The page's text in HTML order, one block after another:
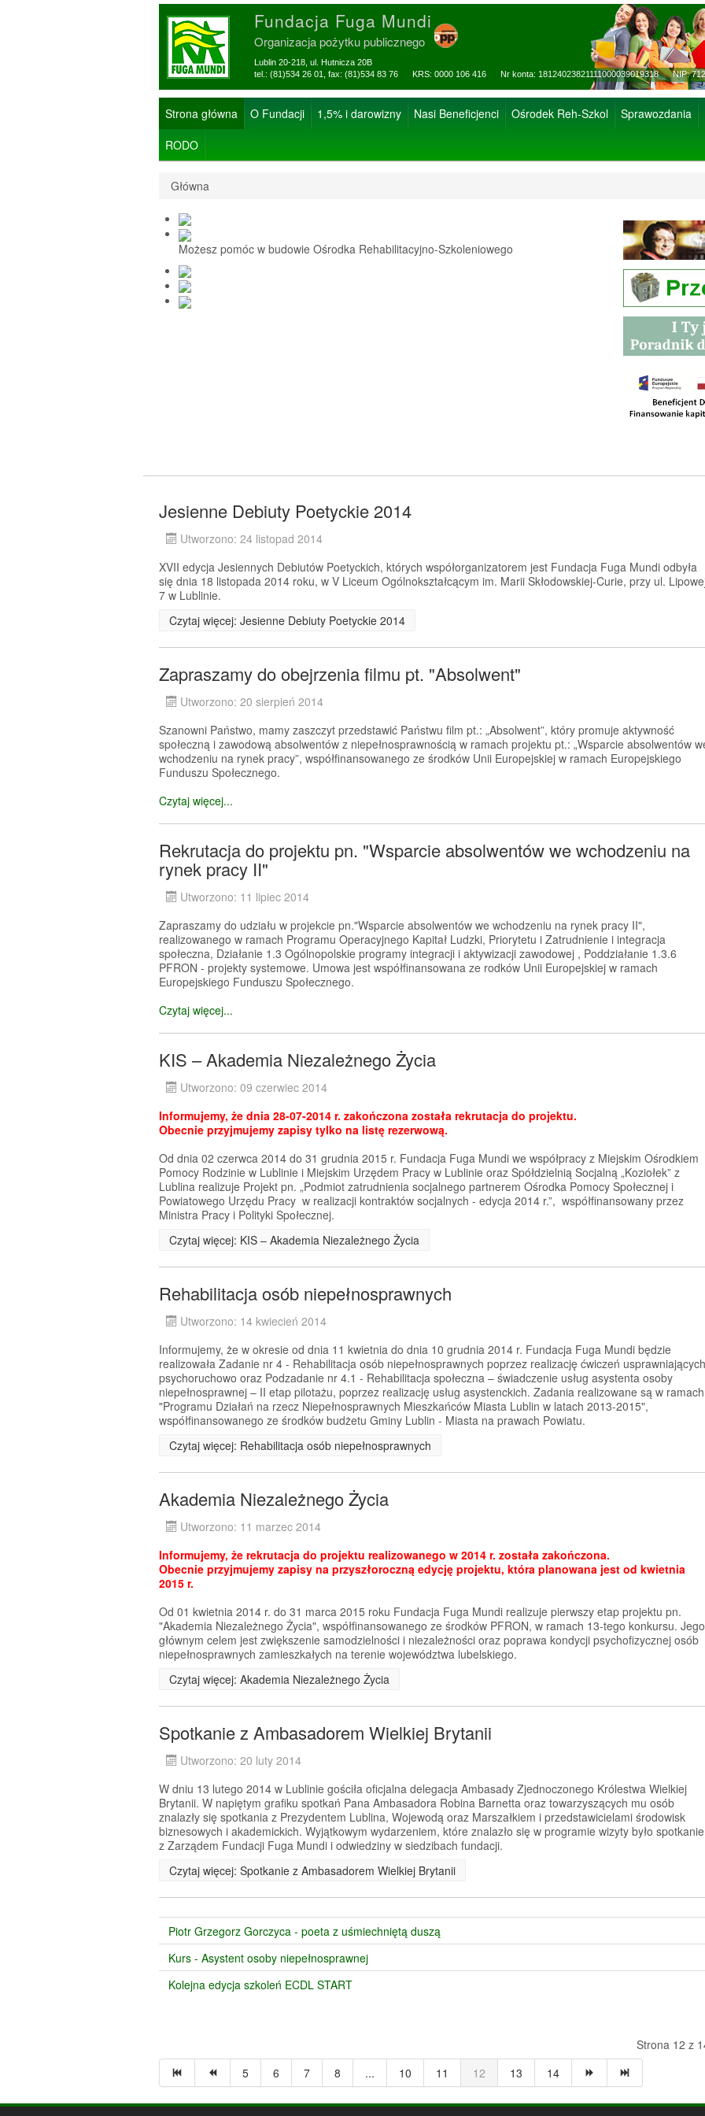
Fundacja Fuga Mundi
Organizacja pożytku publicznego
Lublin 20-218, ul. Hutnicza 20B
tel.: (81)534 26 01, fax: (81)534 83 76 KRS: 0000 106 416 Nr konta: 18124023821111000039019318 NIP:
Strona główna O Fundacji 1,5% i darowizny Nasi Beneficjenci Ośrodek Reh-Szkol Sprawozdania
RODO
Główna
Możesz pomóc w budowie Ośrodka Rehabilitacyjno-Szkoleniowego
Jesienne Debiuty Poetyckie 2014
Utworzono: 24 listopad 2014
XVII edycja Jesiennych Debiutów Poetyckich, których współorganizatorem jest Fundacja Fuga Mundi odbyła
się dnia 18 listopada 2014 roku, w V Liceum Ogólnokształcącym im. Marii Skłodowskiej-Curie, przy ul.
7 w Lublinie.
Czytaj więcej: Jesienne Debiuty Poetyckie 2014
Zapraszamy do obejrzenia filmu pt. "Absolwent"
Utworzono: 20 sierpień 2014
Szanowni Państwo, mamy zaszczyt przedstawić Państwu film pt.: „Absolwent”, który promuje aktywność
społeczną i zawodową absolwentów z niepełnosprawnością w ramach projektu pt.: „Wsparcie absolwentów
wchodzeniu na rynek pracy”, współfinansowanego ze środków Unii Europejskiej w ramach Europejskiego
Funduszu Społecznego.
Czytaj więcej...
Rekrutacja do projektu pn. "Wsparcie absolwentów we wchodzeniu na
rynek pracy II"
Utworzono: 11 lipiec 2014
Zapraszamy do udziału w projekcie pn."Wsparcie absolwentów we wchodzeniu na rynek pracy II",
realizowanego w ramach Programu Operacyjnego Kapitał Ludzki, Priorytetu i Zatrudnienie i integracja
społeczna, Działanie 1.3 Ogólnopolskie programy integracji i aktywizacji zawodowej , Poddziałanie 1.3.6
PFRON - projekty systemowe. Umowa jest współfinansowana ze rodków Unii Europejskiej w ramach
Europejskiego Funduszu Społecznego.
Czytaj więcej...
KIS – Akademia Niezależnego Życia
Utworzono: 09 czerwiec 2014
Informujemy, że dnia 28-07-2014 r. zakończona została rekrutacja do projektu.
Obecnie przyjmujemy zapisy tylko na listę rezerwową.
Od dnia 02 czerwca 2014 do 31 grudnia 2015 r. Fundacja Fuga Mundi we współpracy z Miejskim Ośrodkiem
Pomocy Rodzinie w Lublinie i Miejskim Urzędem Pracy w Lublinie oraz Spółdzielnią Socjalną „Koziołek” z
Lublina realizuje Projekt pn. „Podmiot zatrudnienia socjalnego partnerem Ośrodka Pomocy Społecznej i
Powiatowego Urzędu Pracy w realizacji kontraktów socjalnych - edycja 2014 r.”, współfinansowany przez
Ministra Pracy i Polityki Społecznej.
Czytaj więcej: KIS – Akademia Niezależnego Życia
Rehabilitacja osób niepełnosprawnych
Utworzono: 14 kwiecień 2014
Informujemy, że w okresie od dnia 11 kwietnia do dnia 10 grudnia 2014 r. Fundacja Fuga Mundi będzie
realizowała Zadanie nr 4 - Rehabilitacja osób niepełnosprawnych poprzez realizację ćwiczeń usprawniających
psychoruchowo oraz Podzadanie nr 4.1 - Rehabilitacja społeczna – świadczenie usług asystenta osoby
niepełnosprawnej – II etap pilotażu, poprzez realizację usług asystenckich. Zadania realizowane są w ramach
"Programu Działań na rzecz Niepełnosprawnych Mieszkańców Miasta Lublin w latach 2013-2015",
współfinansowanego ze środków budżetu Gminy Lublin - Miasta na prawach Powiatu.
Czytaj więcej: Rehabilitacja osób niepełnosprawnych
Akademia Niezależnego Życia
Utworzono: 11 marzec 2014
Informujemy, że rekrutacja do projektu realizowanego w 2014 r. została zakończona.
Obecnie przyjmujemy zapisy na przyszłoroczną edycję projektu, która planowana jest od kwietnia
2015 r.
Od 01 kwietnia 2014 r. do 31 marca 2015 roku Fundacja Fuga Mundi realizuje pierwszy etap projektu pn.
"Akademia Niezależnego Życia", współfinansowanego ze środków PFRON, w ramach 13-tego konkursu. Jego
głównym celem jest zwiększenie samodzielności i niezależności oraz poprawa kondycji psychofizycznej osób
niepełnosprawnych zamieszkałych na terenie województwa lubelskiego.
Czytaj więcej: Akademia Niezależnego Życia
Spotkanie z Ambasadorem Wielkiej Brytanii
Utworzono: 20 luty 2014
W dniu 13 lutego 2014 w Lublinie gościła oficjalna delegacja Ambasady Zjednoczonego Królestwa Wielkiej
Brytanii. W napiętym grafiku spotkań Pana Ambasadora Robina Barnetta oraz towarzyszących mu osób
znalazły się spotkania z Prezydentem Lublina, Wojewodą oraz Marszałkiem i przedstawicielami środowisk
biznesowych i akademickich. Wyjątkowym wydarzeniem, które znalazło się w programie wizyty było spotkanie
z Zarządem Fundacji Fuga Mundi i odwiedziny w siedzibach fundacji.
Czytaj więcej: Spotkanie z Ambasadorem Wielkiej Brytanii
Piotr Grzegorz Gorczyca - poeta z uśmiechniętą duszą
Kurs - Asystent osoby niepełnosprawnej
Kolejna edycja szkoleń ECDL START
Strona 12 z
5
6 7 8 ... 10 11 12 13 14